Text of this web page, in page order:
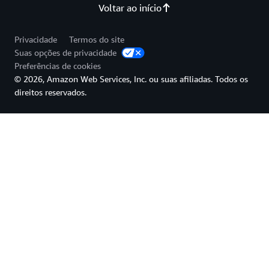
Voltar ao início
Privacidade
Termos do site
Suas opções de privacidade
Preferências de cookies
© 2026, Amazon Web Services, Inc. ou suas afiliadas. Todos os
direitos reservados.